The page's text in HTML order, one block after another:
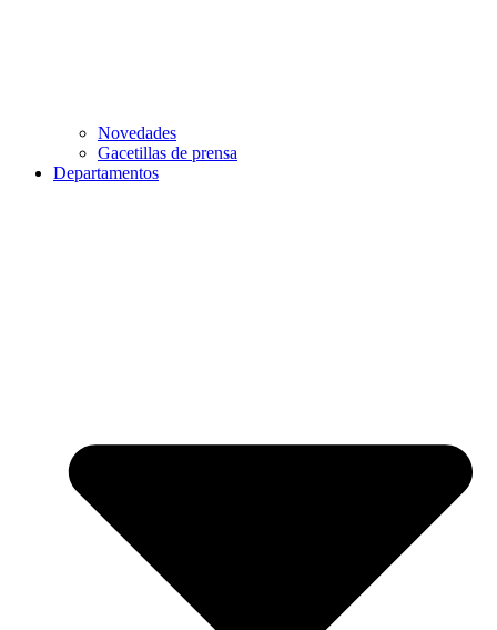
Novedades
Gacetillas de prensa
Departamentos